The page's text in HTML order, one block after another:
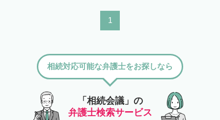
1
「相続会議」の
弁護士検索サービス
相続対応可能な弁護士をお探しなら